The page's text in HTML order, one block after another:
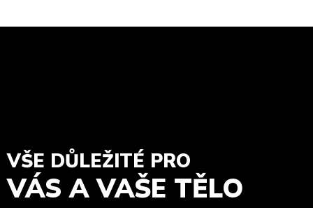
VŠE DŮLEŽITÉ PRO
VÁS A VAŠE TĚLO